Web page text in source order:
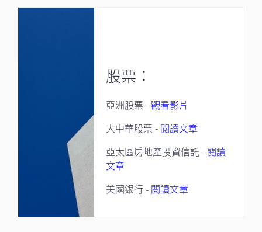
股票：
亞洲股票 -觀看影片
大中華股票 - 閱讀文章
亞太區房地產投資信託 - 閱讀
文章
美國銀行 - 閱讀文章